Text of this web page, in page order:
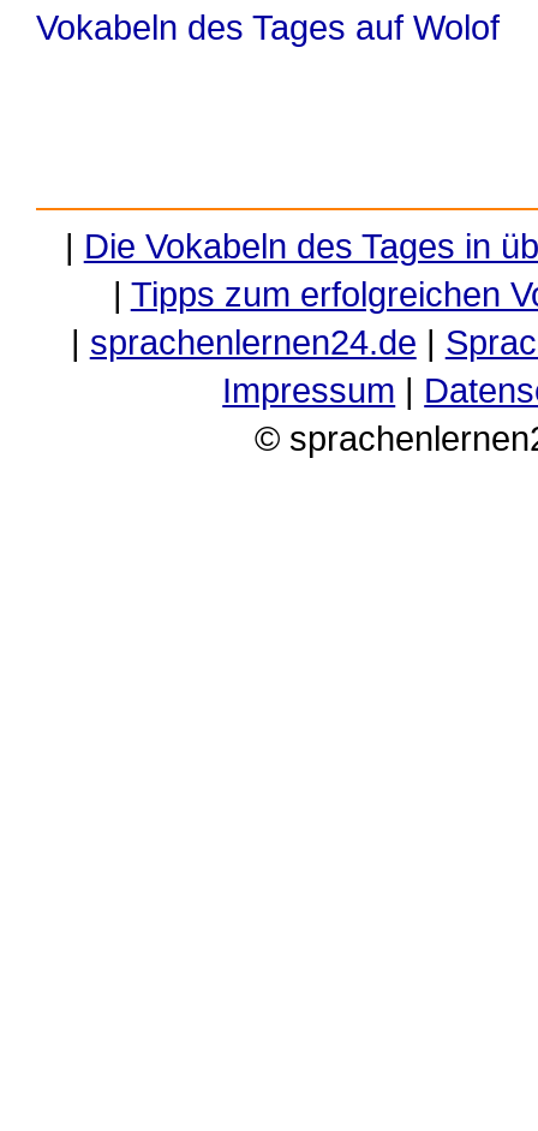
Vokabeln des Tages auf Wolof
| Die Vokabeln des Tages in
| Tipps zum erfolgreichen
| sprachenlernen24.de |
Impressum |
©